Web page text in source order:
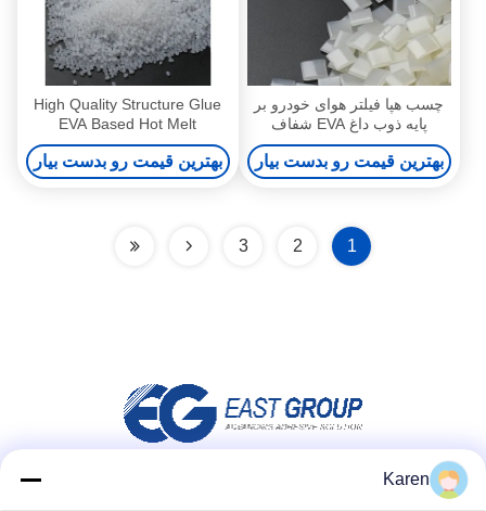
چسب هپا فیلتر هوای خودرو بر
پایه ذوب داغ EVA شفاف
بهترین قیمت رو بدست بیار
High Quality Structure Glue
EVA Based Hot Melt
Adhesive for Car Air Filter
بهترین قیمت رو بدست بیار
1
2
3
Karen